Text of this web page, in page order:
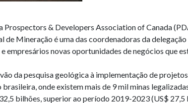
Prospectors & Developers Association of Canada
de Mineração é uma das coordenadoras da
empresários novas oportunidades de negócios que
da pesquisa geológica à implementação de
onde existem mais de 9 mil minas
bilhões, superior ao período 2019-2023 (US$